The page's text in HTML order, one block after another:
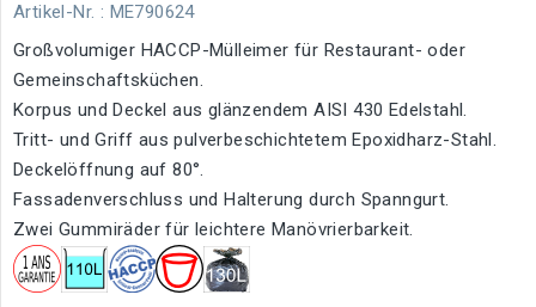
Artikel-Nr. : ME790624
Großvolumiger HACCP-Mülleimer für Restaurant- oder
Gemeinschaftsküchen.
Korpus und Deckel aus glänzendem AISI 430 Edelstahl.
Tritt- und Griff aus pulverbeschichtetem Epoxidharz-Stahl.
Deckelöffnung auf 80°.
Fassadenverschluss und Halterung durch Spanngurt.
Zwei Gummiräder für leichtere Manövrierbarkeit.